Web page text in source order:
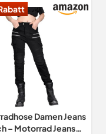
Damen Jeans
– Motorrad Jeans